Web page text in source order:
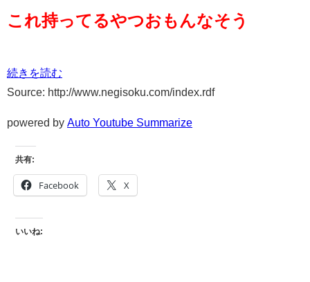
これ持ってるやつおもんなそう
続きを読む
Source: http://www.negisoku.com/index.rdf
powered by Auto Youtube Summarize
共有:
Facebook X
いいね: